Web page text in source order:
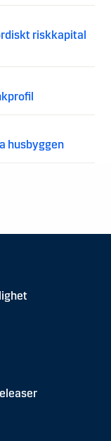
riskkapital
husbyggen